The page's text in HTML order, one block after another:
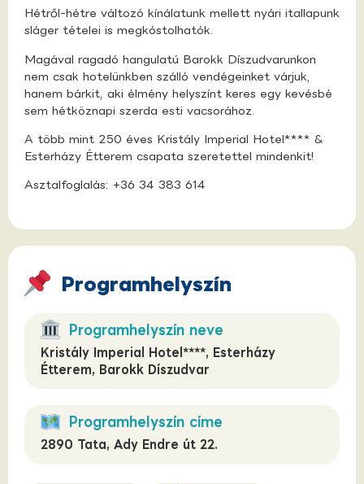
Hétről-hétre változó kínálatunk mellett nyári itallapunk
sláger tételei is megkóstolhatók.
Magával ragadó hangulatú Barokk Díszudvarunkon
nem csak hotelünkben szálló vendégeinket várjuk,
hanem bárkit, aki élmény helyszínt keres egy kevésbé
sem hétköznapi szerda esti vacsorához.
A több mint 250 éves Kristály Imperial Hotel**** &
Esterházy Étterem csapata szeretettel mindenkit!
Asztalfoglalás: +36 34 383 614
Programhelyszín
Programhelyszín neve
Kristály Imperial Hotel****, Esterházy
Étterem, Barokk Díszudvar
Programhelyszín címe
2890 Tata, Ady Endre út 22.